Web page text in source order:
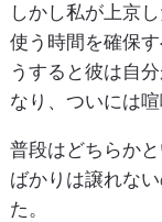
しかし私が上京
使う時間を確保
うすると彼は自
なり、ついには
普段はどちらか
ばかりは譲れな
た。